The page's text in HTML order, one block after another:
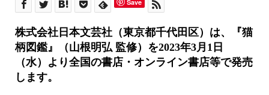
Save
株式会社日本文芸社（東京都千代田区）は、『猫
柄図鑑』（山根明弘 監修）を2023年3月1日
（水）より全国の書店・オンライン書店等で発売
します。